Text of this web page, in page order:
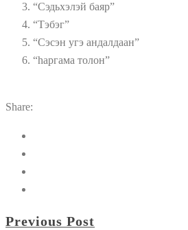
“Сэдьхэлэй баяр”
“Тэбэг”
“Сэсэн угэ андалдаан”
“hаргама толон”
Share:
Previous Post